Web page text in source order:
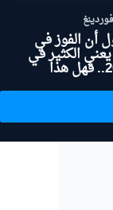
أن الفوز في
الكثير في
موسم 2026.. فهل هذا